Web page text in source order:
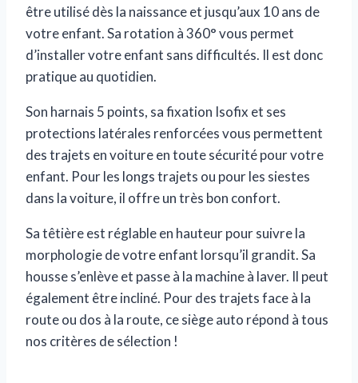
être utilisé dès la naissance et jusqu’aux 10 ans de
votre enfant. Sa rotation à 360° vous permet
d’installer votre enfant sans difficultés. Il est donc
pratique au quotidien.
Son harnais 5 points, sa fixation Isofix et ses
protections latérales renforcées vous permettent
des trajets en voiture en toute sécurité pour votre
enfant. Pour les longs trajets ou pour les siestes
dans la voiture, il offre un très bon confort.
Sa têtière est réglable en hauteur pour suivre la
morphologie de votre enfant lorsqu’il grandit. Sa
housse s’enlève et passe à la machine à laver. Il peut
également être incliné. Pour des trajets face à la
route ou dos à la route, ce siège auto répond à tous
nos critères de sélection !